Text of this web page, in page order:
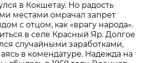
в Кокшетау. Но радость
местами омрачал запрет
с отцом, как «врагу народа».
в селе Красный Яр. Долгое
случайными заработками,
в комендатуре. Надежда на